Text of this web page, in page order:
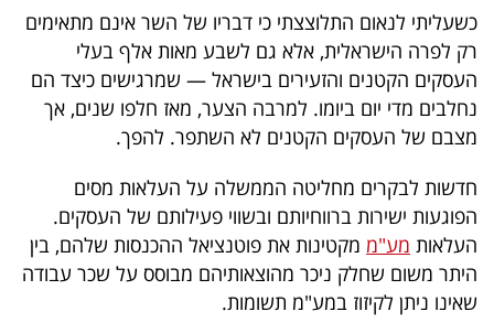
הכלכלי
פודקאסט
40
40
שיתופי
פעולה
כשעליתי לנאום התלוצצתי כי דבריו של השר אינם מתאימים
רק לפרה הישראלית, אלא גם לשבע מאות אלף בעלי
העסקים הקטנים והזעירים בישראל — שמרגישים כיצד הם
נחלבים מדי יום ביומו. למרבה הצער, מאז חלפו שנים, אך
מצבם של העסקים הקטנים לא השתפר. להפך.
חדשות לבקרים מחליטה הממשלה על העלאות מסים
הפוגעות ישירות ברווחיותם ובשווי פעילותם של העסקים.
העלאות מע"מ מקטינות את פוטנציאל ההכנסות שלהם, בין
היתר משום שחלק ניכר מהוצאותיהם מבוסס על שכר עבודה
שאינו ניתן לקיזוז במע"מ תשומות.